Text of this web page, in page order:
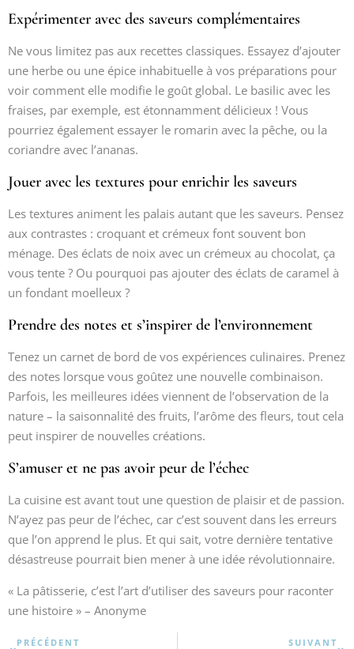
Expérimenter avec des saveurs complémentaires
Ne vous limitez pas aux recettes classiques. Essayez d’ajouter
une herbe ou une épice inhabituelle à vos préparations pour
voir comment elle modifie le goût global. Le basilic avec les
fraises, par exemple, est étonnamment délicieux ! Vous
pourriez également essayer le romarin avec la pêche, ou la
coriandre avec l’ananas.
Jouer avec les textures pour enrichir les saveurs
Les textures animent les palais autant que les saveurs. Pensez
aux contrastes : croquant et crémeux font souvent bon
ménage. Des éclats de noix avec un crémeux au chocolat, ça
vous tente ? Ou pourquoi pas ajouter des éclats de caramel à
un fondant moelleux ?
Prendre des notes et s’inspirer de l’environnement
Tenez un carnet de bord de vos expériences culinaires. Prenez
des notes lorsque vous goûtez une nouvelle combinaison.
Parfois, les meilleures idées viennent de l’observation de la
nature – la saisonnalité des fruits, l’arôme des fleurs, tout cela
peut inspirer de nouvelles créations.
S’amuser et ne pas avoir peur de l’échec
La cuisine est avant tout une question de plaisir et de passion.
N’ayez pas peur de l’échec, car c’est souvent dans les erreurs
que l’on apprend le plus. Et qui sait, votre dernière tentative
désastreuse pourrait bien mener à une idée révolutionnaire.
« La pâtisserie, c’est l’art d’utiliser des saveurs pour raconter
une histoire » – Anonyme
PRÉCÉDENT SUIVANT